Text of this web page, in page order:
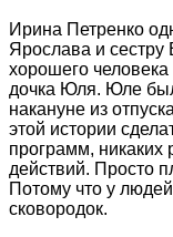
Ирина Петренко
Ярослава и
хорошего
дочка Юля. Юле
накануне из
этой истории
программ, никаких
действий. Просто
Потому что у
сковородок.